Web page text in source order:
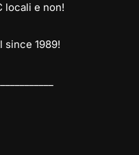
locali e non!
since 1989!